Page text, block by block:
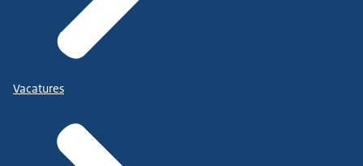
Vacatures